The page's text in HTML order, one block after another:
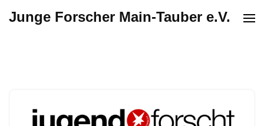
Junge Forscher Main-Tauber e.V.